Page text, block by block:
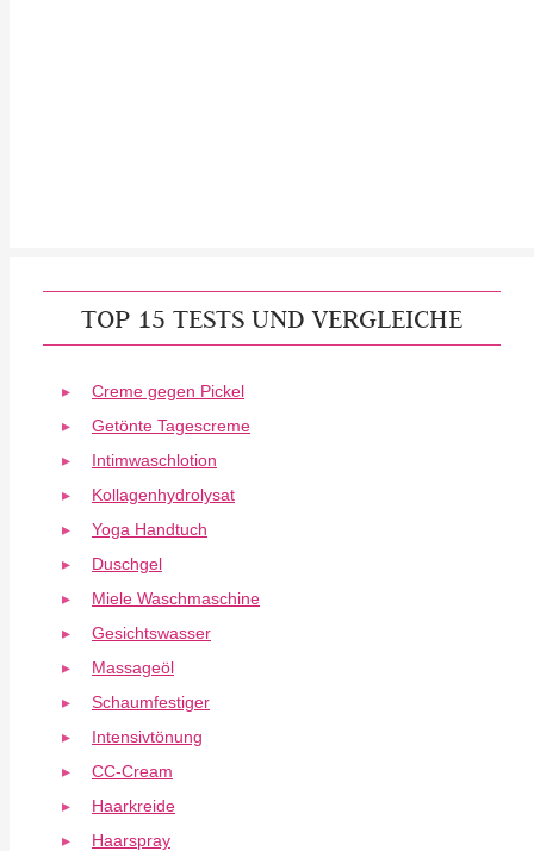
TOP 15 TESTS UND VERGLEICHE
Creme gegen Pickel
Getönte Tagescreme
Intimwaschlotion
Kollagenhydrolysat
Yoga Handtuch
Duschgel
Miele Waschmaschine
Gesichtswasser
Massageöl
Schaumfestiger
Intensivtönung
CC-Cream
Haarkreide
Haarspray